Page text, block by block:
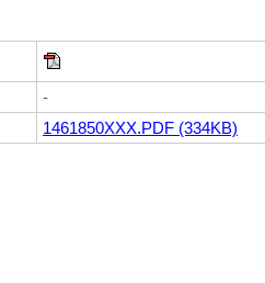
-
1461850XXX.PDF (334KB)